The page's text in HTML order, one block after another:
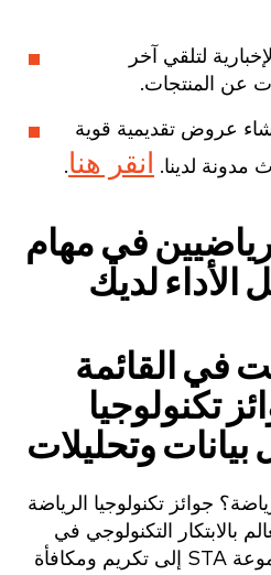
لتلقي آخر
عن المنتجات.
عروض تقديمية قوية
مدونة لدينا. انقر هنا.
في القائمة
تكنولوجيا
بيانات وتحليلات
جوائز تكنولوجيا الرياضة
بالابتكار التكنولوجي في
مجال الرياضة. تهدف مجموعة STA إلى تكريم ومكافأة